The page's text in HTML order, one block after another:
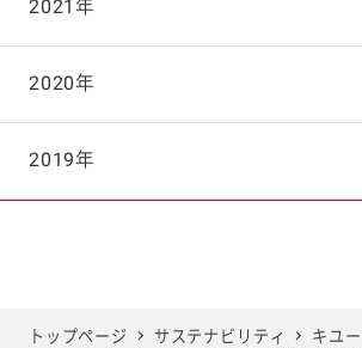
2025年9月
2025年8月
2025年7月
2024年10月
2024年9月
2024年8月
2023年11月
2023年10月
2023年9月
2022年12月
2022年11月
2022年10月
2021年
2021年12月
2021年11月
2020年
2020年12月
2019年
トップページ サステナビリティ
キユ